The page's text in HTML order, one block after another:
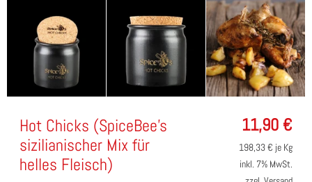
11,90 €
Hot Chicks (SpiceBee's
sizilianischer Mix für
helles Fleisch)
198,33€ je Kg
inkl. 7% MwSt.